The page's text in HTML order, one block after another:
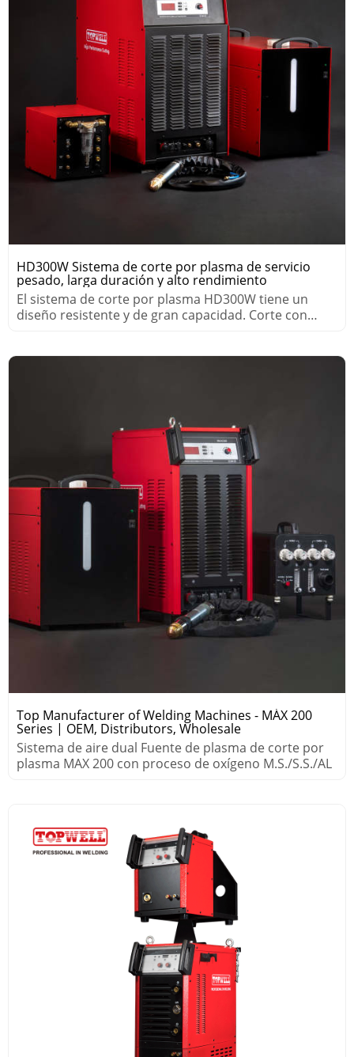
HD300W Sistema de corte por plasma de servicio
pesado, larga duración y alto rendimiento
El sistema de corte por plasma HD300W tiene un
diseño resistente y de gran capacidad. Corte con
Top Manufacturer of Welding Machines - MÁX 200
Series | OEM, Distributors, Wholesale
Sistema de aire dual Fuente de plasma de corte por
plasma MAX 200 con proceso de oxígeno M.S./S.S./AL